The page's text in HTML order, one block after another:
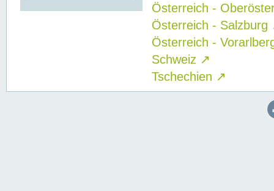
Österreich -
Österreich - Salzburg
Österreich -
Schweiz ↗
Tschechien ↗